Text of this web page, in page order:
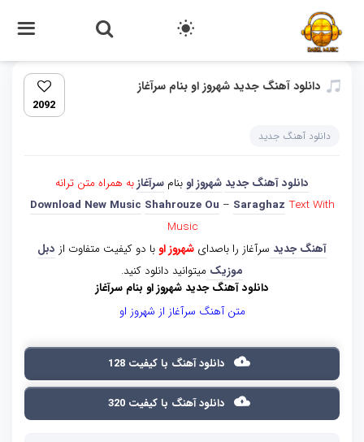
دانلود آهنگ جدید شهروز او بنام سرآغاز
2092
دانلود آهنگ جدید
دانلود آهنگ جدید شهروز او بنام سرآغازبه همراه متن ترانه
Download New Music Shahrouze Ou – Saraghaz Text With
Music
آهنگ جدید سرآغاز را باصدای شهروز او با دو کیفیت متفاوت از دبل
موزیک میتوانید دانلود کنید.
دانلود آهنگ جدید شهروز او بنام سرآغاز
متن آهنگ سرآغاز از شهروز او
دانلود آهنگ با کیفیت 128
دانلود آهنگ با کیفیت 320